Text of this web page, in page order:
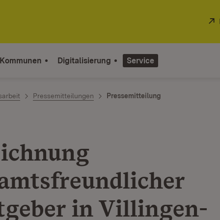
Digitalisierung Service
Pressemitteilungen Pressemitteilung
in Villingen-